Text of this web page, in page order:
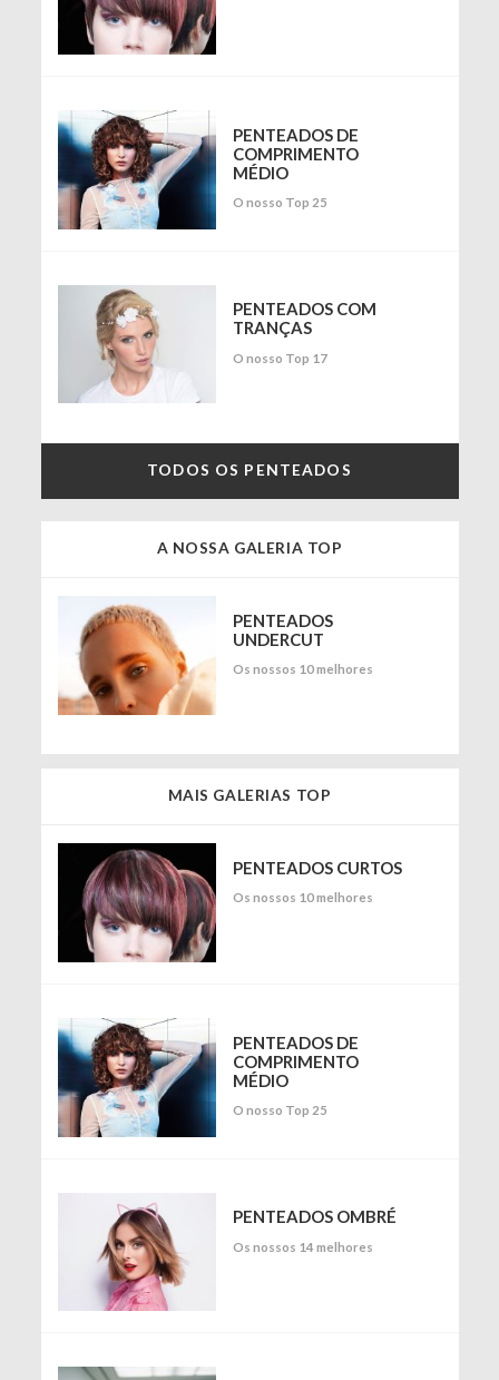
PENTEADOS DE
COMPRIMENTO
MÉDIO
O nosso Top 25
PENTEADOS COM
TRANÇAS
O nosso Top 17
TODOS OS PENTEADOS
A NOSSA GALERIA TOP
PENTEADOS
UNDERCUT
Os nossos 10 melhores
MAIS GALERIAS TOP
PENTEADOS CURTOS
Os nossos 10 melhores
PENTEADOS DE
COMPRIMENTO
MÉDIO
O nosso Top 25
PENTEADOS OMBRÉ
Os nossos 14 melhores